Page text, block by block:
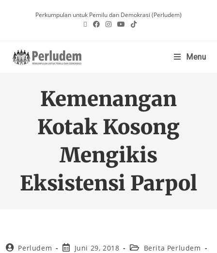
Perkumpulan untuk Pemilu dan Demokrasi (Perludem)
Menu
Kemenangan
Kotak Kosong
Mengikis
Eksistensi Parpol
Perludem Juni 29, 2018
Berita Perludem